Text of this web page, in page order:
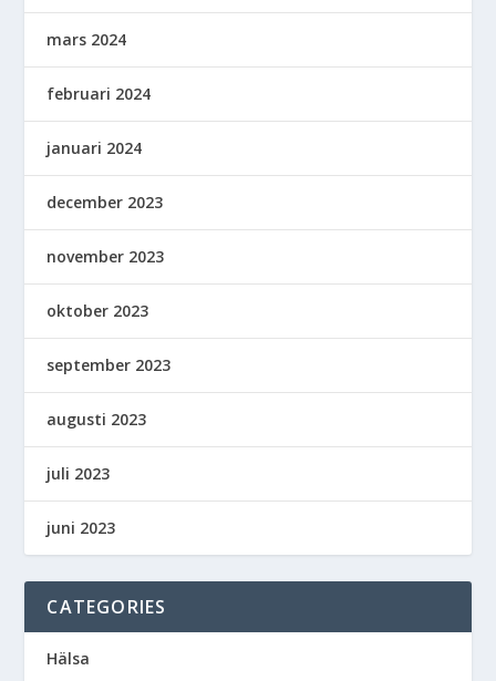
mars 2024
februari 2024
januari 2024
december 2023
november 2023
oktober 2023
september 2023
augusti 2023
juli 2023
juni 2023
CATEGORIES
Hälsa